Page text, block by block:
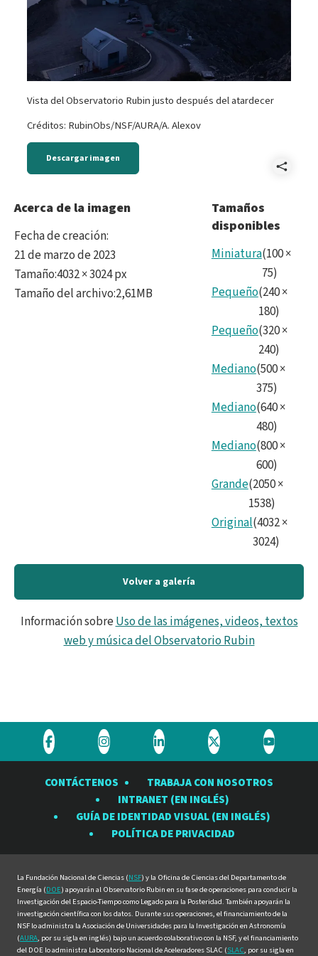
Vista del Observatorio Rubin justo después del atardecer
Créditos: RubinObs/NSF/AURA/A. Alexov
Descargar imagen
Acerca de la imagen
Fecha de creación:
21 de marzo de 2023
Tamaño:4032 × 3024 px
Tamaño del archivo:2,61MB
Tamaños
disponibles
Miniatura(100×
75)
Pequeño(240×
180)
Pequeño(320×
240)
Mediano(500×
375)
Mediano(640×
480)
Mediano(800×
600)
Grande(2050×
1538)
Original(4032×
3024)
Volver a galería
Información sobreUso de las imágenes, videos, textos
web y música del Observatorio Rubin
Visite
Observatorio
Visite
Observatorio
Rubin
en
Visite
Observatorio
Rubin
en
Visite
Observatorio
Rubin
en
Visite
Rubin
en
CONTÁCTENOS
TRABAJA CON NOSOTROS
INTRANET (EN INGLÉS)
GUÍA DE IDENTIDAD VISUAL (EN INGLÉS)
POLÍTICA DE PRIVACIDAD
La Fundación Nacional de Ciencias (NSF) y la Oficina de Ciencias del Departamento de
Energía (DOE) apoyarán al Observatorio Rubin en su fase de operaciones para conducir la
Investigación del Espacio-Tiempo como Legado para la Posteridad. También apoyarán la
investigación científica con los datos. Durante sus operaciones, el financiamiento de la
NSF lo administra la Asociación de Universidades para la Investigación en Astronomía
(AURA, por su sigla en inglés) bajo un acuerdo colaborativo con la NSF, y el financiamiento
del DOE lo administra Laboratorio Nacional de Aceleradores SLAC (SLAC, por su sigla en